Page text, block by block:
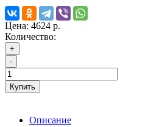
Цена: 4624 р.
Количество:
+
-
Купить
Описание